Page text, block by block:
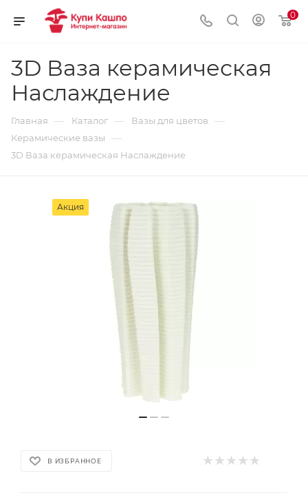
0
3D Ваза керамическая
Наслаждение
Главная — Каталог — Вазы для цветов —
Керамические вазы —
3D Ваза керамическая Наслаждение
Акция
В ИЗБРАННОЕ